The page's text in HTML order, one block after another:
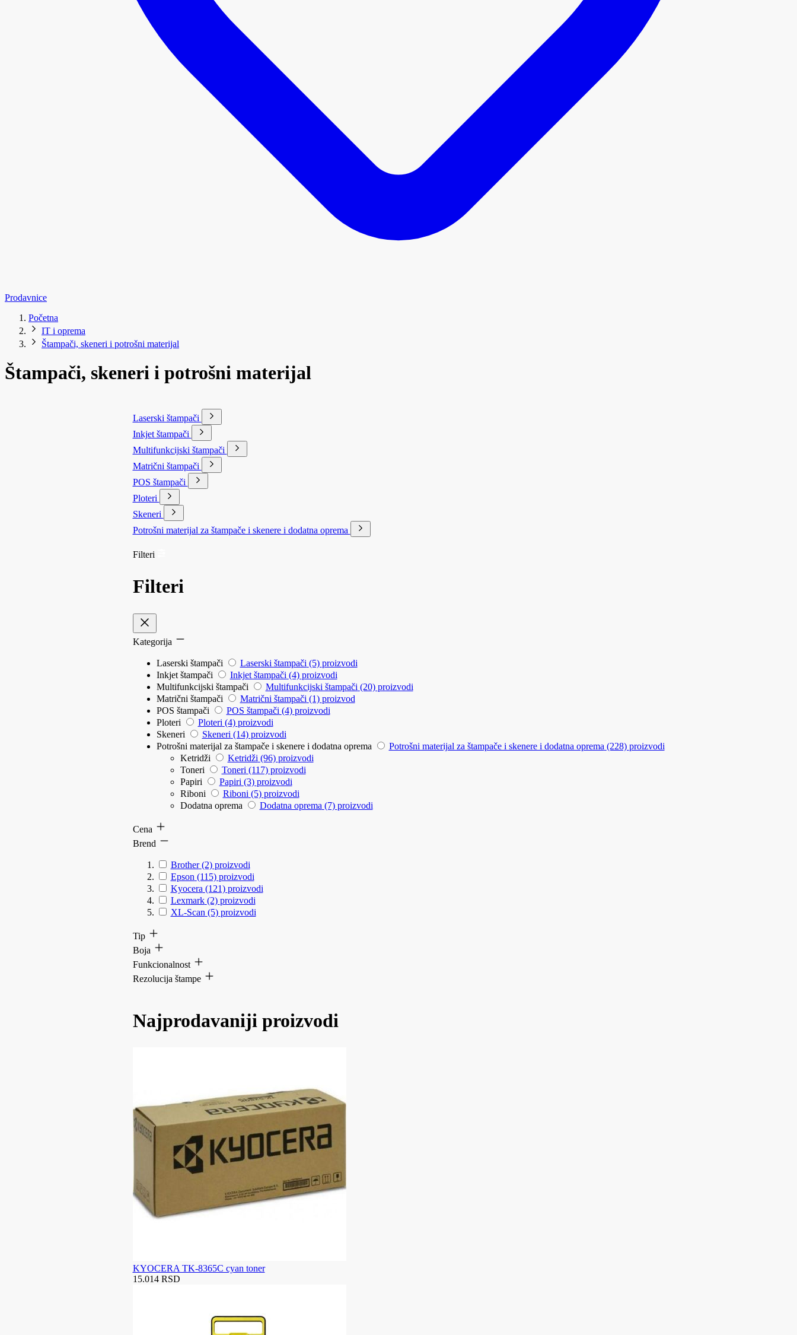
Prodavnice
Početna
IT i oprema
Štampači, skeneri i potrošni materijal
Štampači, skeneri i potrošni materijal
Laserski štampači
Inkjet štampači
Multifunkcijski štampači
Matrični štampači
POS štampači
Ploteri
Skeneri
Potrošni materijal za štampače i skenere i dodatna oprema
Filteri
Filteri
Kategorija
Laserski štampači Laserski štampači (5) proizvodi
Inkjet štampači
Inkjet štampači (4) proizvodi
Multifunkcijski štampači
Multifunkcijski štampači (20) proizvodi
Matrični štampači
Matrični štampači (1) proizvod
POS štampači
POS štampači (4) proizvodi
Ploteri
Ploteri (4) proizvodi
Skeneri
Skeneri (14) proizvodi
Potrošni materijal za štampače i skenere i dodatna oprema
Potrošni materijal za štampače i skenere i dodatna oprema (228) proizvodi
Ketridži
Ketridži (96) proizvodi
Toneri
Toneri (117) proizvodi
Papiri
Papiri (3) proizvodi
Riboni
Riboni (5) proizvodi
Dodatna oprema
Dodatna oprema (7) proizvodi
Cena
Brend
Brother (2) proizvodi
Epson (115) proizvodi
Kyocera (121) proizvodi
Lexmark (2) proizvodi
XL-Scan (5) proizvodi
Tip
Boja
Funkcionalnost
Rezolucija štampe
Najprodavaniji proizvodi
KYOCERA TK-8365C cyan toner
15.014 RSD